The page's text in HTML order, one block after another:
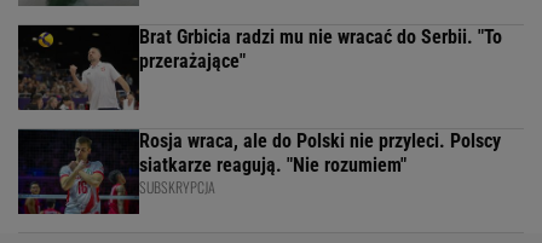
Brat Grbicia radzi mu nie wracać do Serbii. "To
przerażające"
Rosja wraca, ale do Polski nie przyleci. Polscy
siatkarze reagują. "Nie rozumiem"
SUBSKRYPCJA